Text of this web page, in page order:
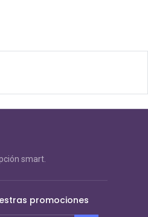
smart.
promociones